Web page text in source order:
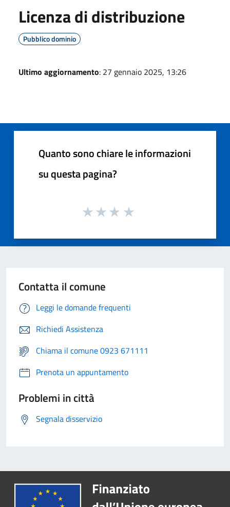
Licenza di distribuzione
Pubblico dominio
Ultimo aggiornamento: 27 gennaio 2025, 13:26
Quanto sono chiare le informazioni
su questa pagina?
Contatta il comune
Leggi le domande frequenti
Richiedi Assistenza
Chiama il comune 0923 671111
Prenota un appuntamento
Problemi in città
Segnala disservizio